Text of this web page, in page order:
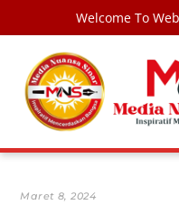
Welcome To
content
Maret 8, 2024